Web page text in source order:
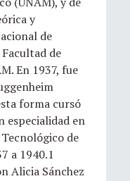
y
de
de
En 1937, fue
forma cursó
especialidad en
de
a 1940.1​
Alicia Sánchez